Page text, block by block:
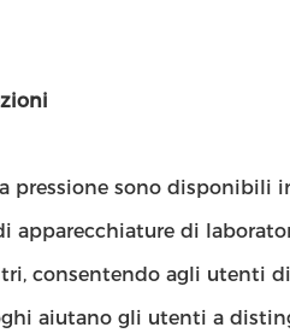
pressione sono disponibili
apparecchiature di
consentendo agli utenti
aiutano gli utenti a